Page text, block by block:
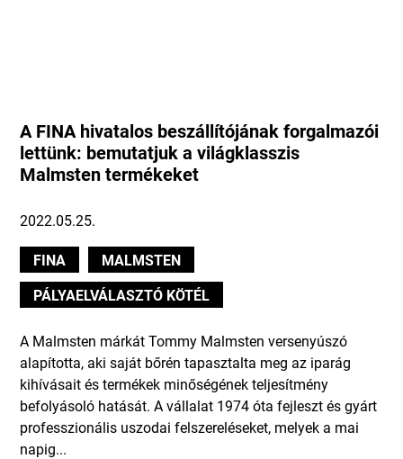
A FINA hivatalos beszállítójának forgalmazói
lettünk: bemutatjuk a világklasszis
Malmsten termékeket
2022.05.25.
FINA
MALMSTEN
PÁLYAELVÁLASZTÓ KÖTÉL
A Malmsten márkát Tommy Malmsten versenyúszó
alapította, aki saját bőrén tapasztalta meg az iparág
kihívásait és termékek minőségének teljesítmény
befolyásoló hatását. A vállalat 1974 óta fejleszt és gyárt
professzionális uszodai felszereléseket, melyek a mai
napig...